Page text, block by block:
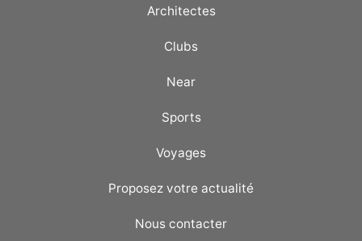
Architectes
Clubs
Near
Sports
Voyages
Proposez votre actualité
Nous contacter